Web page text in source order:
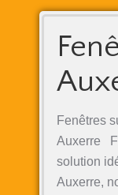
Fenêtres
Auxerre
solution
Auxerre,